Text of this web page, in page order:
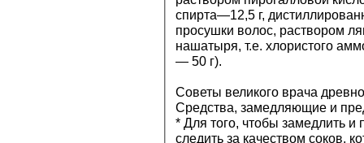
спирта—12,5 г,
просушки волос, раствором
нашатыря, т.е. хлористого
— 50 г).
Советы великого врача
Средства, замедляющие и
* Для того, чтобы замедлить и
следить за качеством соков,